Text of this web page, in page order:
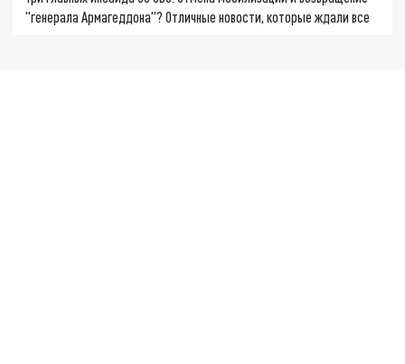
"генерала Армагеддона"? Отличные новости, которые ждали все